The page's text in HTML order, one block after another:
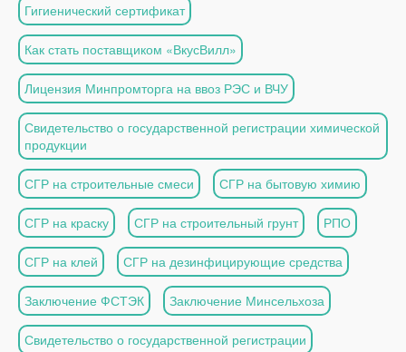
Гигиенический сертификат
Как стать поставщиком «ВкусВилл»
Лицензия Минпромторга на ввоз РЭС и ВЧУ
Свидетельство о государственной регистрации химической
продукции
СГР на строительные смеси СГР на бытовую химию
СГР на краску СГР на строительный грунт РПО
СГР на клей СГР на дезинфицирующие средства
Заключение ФСТЭК Заключение Минсельхоза
Свидетельство о государственной регистрации